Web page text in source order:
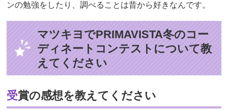
ンの勉強をしたり、調べることは昔から好きなんです。
マツキヨでPRIMAVISTA冬のコー
ディネートコンテストについて教
えてください
受賞の感想を教えてください